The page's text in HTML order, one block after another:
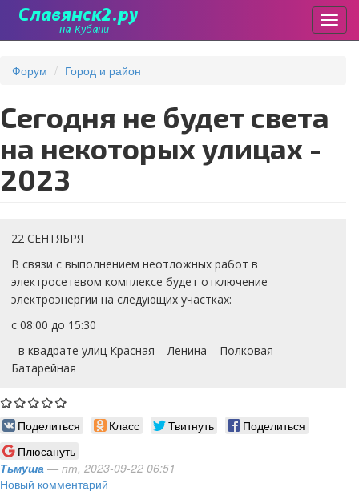
основному
Форум Город и район
Сегодня не будет света
на некоторых улицах -
2023
22 СЕНТЯБРЯ
В связи с выполнением неотложных работ в
электросетевом комплексе будет отключение
электроэнергии на следующих участках:
с 08:00 до 15:30
- в квадрате улиц Красная – Ленина – Полковая –
Батарейная
Поделиться Класс Твитнуть
Поделиться
Плюсануть
Тьмуша — пт, 2023-09-22 06:51
Новый комментарий